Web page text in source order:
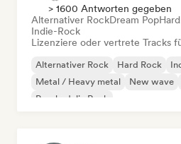
> 1600 Antworten gegeben
Alternativer RockDream Pop
Indie-Rock
Lizenziere oder vertrete Tracks
Alternativer Rock Hard Rock
Metal / Heavy metal
New wave
Psychedelic Rock